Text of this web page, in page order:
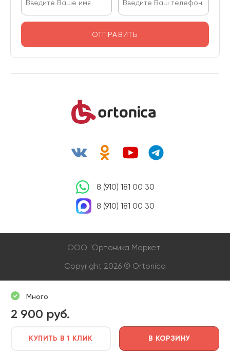
ОТПРАВИТЬ
8 (910) 181 00 30
8 (910) 181 00 30
OOO "Ортоника Маркет"
Copyright 2026 © Ortonica
Много
2 900 руб.
КУПИТЬ В 1 КЛИК В КОРЗИНУ